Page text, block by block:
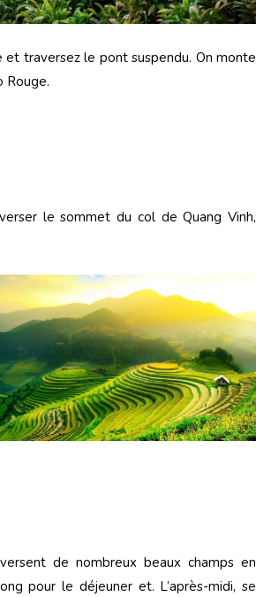
et traversez le pont suspendu. On monte
Rouge.
le sommet du col de Quang Vinh,
de nombreux beaux champs en
pour le déjeuner et. L’après-midi, se